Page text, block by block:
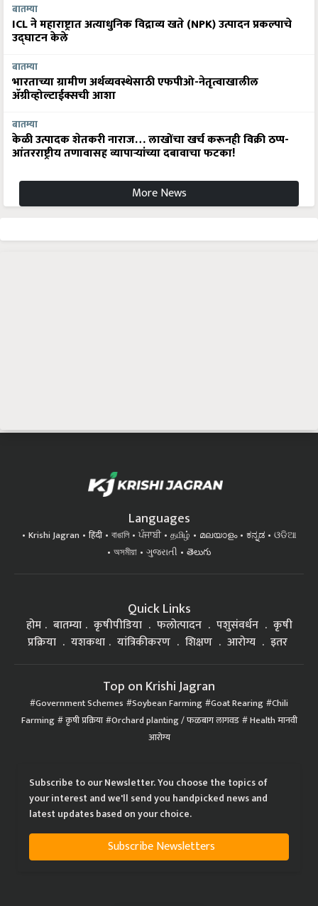
बातम्या
ICL ने महाराष्ट्रात अत्याधुनिक विद्राव्य खते (NPK) उत्पादन प्रकल्पाचे
उद्घाटन केले
बातम्या
भारताच्या ग्रामीण अर्थव्यवस्थेसाठी एफपीओ-नेतृत्वाखालील
अ‍ॅग्रीव्होल्टाईक्सची आशा
बातम्या
केळी उत्पादक शेतकरी नाराज… लाखोंचा खर्च करूनही विक्री ठप्प-
आंतरराष्ट्रीय तणावासह व्यापाऱ्यांच्या दबावाचा फटका!
More News
Languages
Krishi Jagran हिंदी বাঙালি ਪੰਜਾਬੀ தமிழ் മലയാളം ಕನ್ನಡ
ଓଡିଆ
অসমীয়া
ગુજરાતી తెలుగు
Quick Links
होम बातम्या कृषीपीडिया फलोत्पादन पशुसंवर्धन
कृषी
प्रक्रिया
यशकथा यांत्रिकीकरण शिक्षण आरोग्य इतर
Top on Krishi Jagran
Government Schemes Soybean Farming Goat Rearing Chili
Farming कृषी प्रक्रिया Orchard planting / फळबाग लागवड Health मानवी
आरोग्य
Subscribe to our Newsletter. You choose the topics of
your interest and we'll send you handpicked news and
latest updates based on your choice.
Subscribe Newsletters